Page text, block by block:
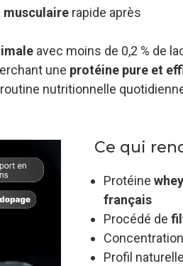
rapide après
avec moins de 0,2 % de
une protéine pure et
nutritionnelle
Ce qui
Protéine
français
Procédé de
Profil